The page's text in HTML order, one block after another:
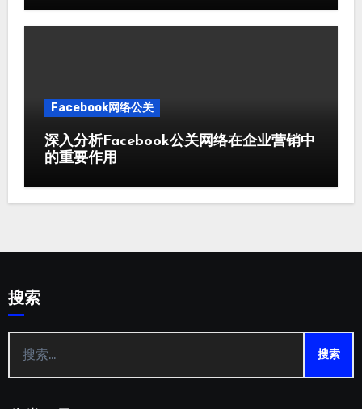
Facebook网络公关
深入分析Facebook公关网络在企业营销中
的重要作用
搜索
索：